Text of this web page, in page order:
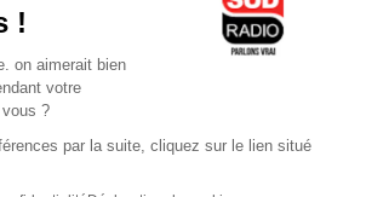
/ Android
l'application